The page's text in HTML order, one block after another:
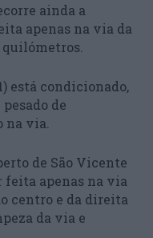
ainda a
apenas na via da
quilómetros.
está condicionado,
de
na via.
de São Vicente
feita apenas na via
centro e da direita
da via e